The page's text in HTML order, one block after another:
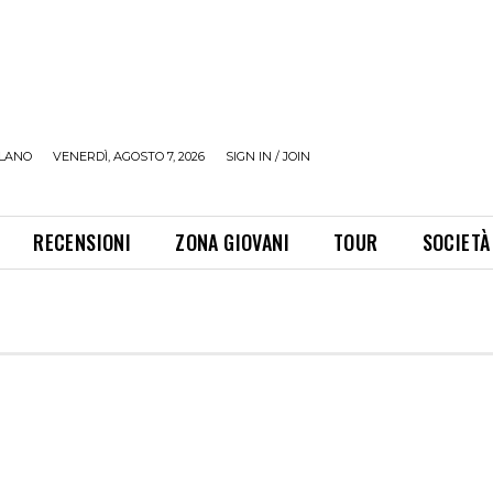
VENERDÌ, AGOSTO 7, 2026 SIGN IN / JOIN
RECENSIONI ZONA GIOVANI TOUR